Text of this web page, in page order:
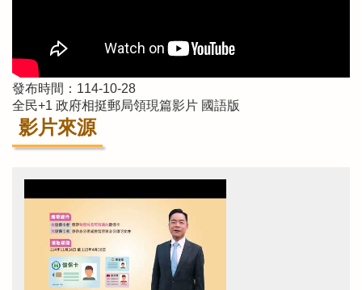
發布時間：114-10-28
全民+1 政府相挺郵局領現篇影片 國語版
影片來源